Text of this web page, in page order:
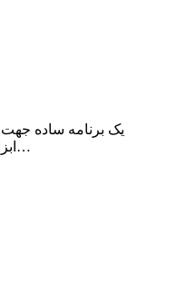
ابزار‌های دسته‌بندی دیسک است که دارای…